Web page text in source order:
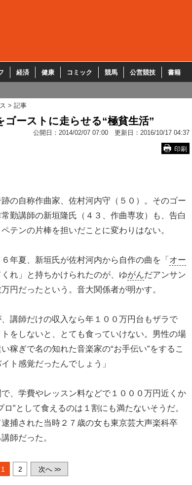
経済 健康 コミック 競馬 公営競技 書籍
記事
ーストに走らせる“極貧生活”
公開日： 2014/02/07 07:00 更新日： 2016/10/17 04:37
印刷
の自称作曲家、佐村河内守（５０）。そのゴー
勤講師の新垣隆氏（４３、作曲専攻）も、告白
テンの片棒を担いだことに変わりはない。
年夏、新垣氏が佐村河内から自作の曲を「 オー
れ」と持ちかけられたのが、ゆがんだアンサン
円だったという。音大関係者が明かす。
講師だけの収入なら年１００万円台もザラで
をしないと、とても食っていけない。男性の場
稼ぎで名の知れた音楽家の“お手伝い”をするこ
ト感覚だったんでしょう」
、学費やレッスン料などで１０００万円近くか
”として食えるのは１割にも満たないそうだ。
捕された当時２７歳の女も東京芸大声楽科卒
師だった。
1 2 次へ >>